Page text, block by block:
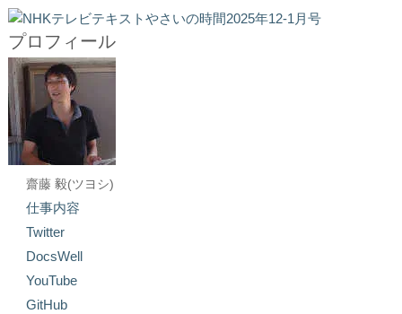
プロフィール
齋藤 毅(ツヨシ)
仕事内容
Twitter
DocsWell
YouTube
GitHub